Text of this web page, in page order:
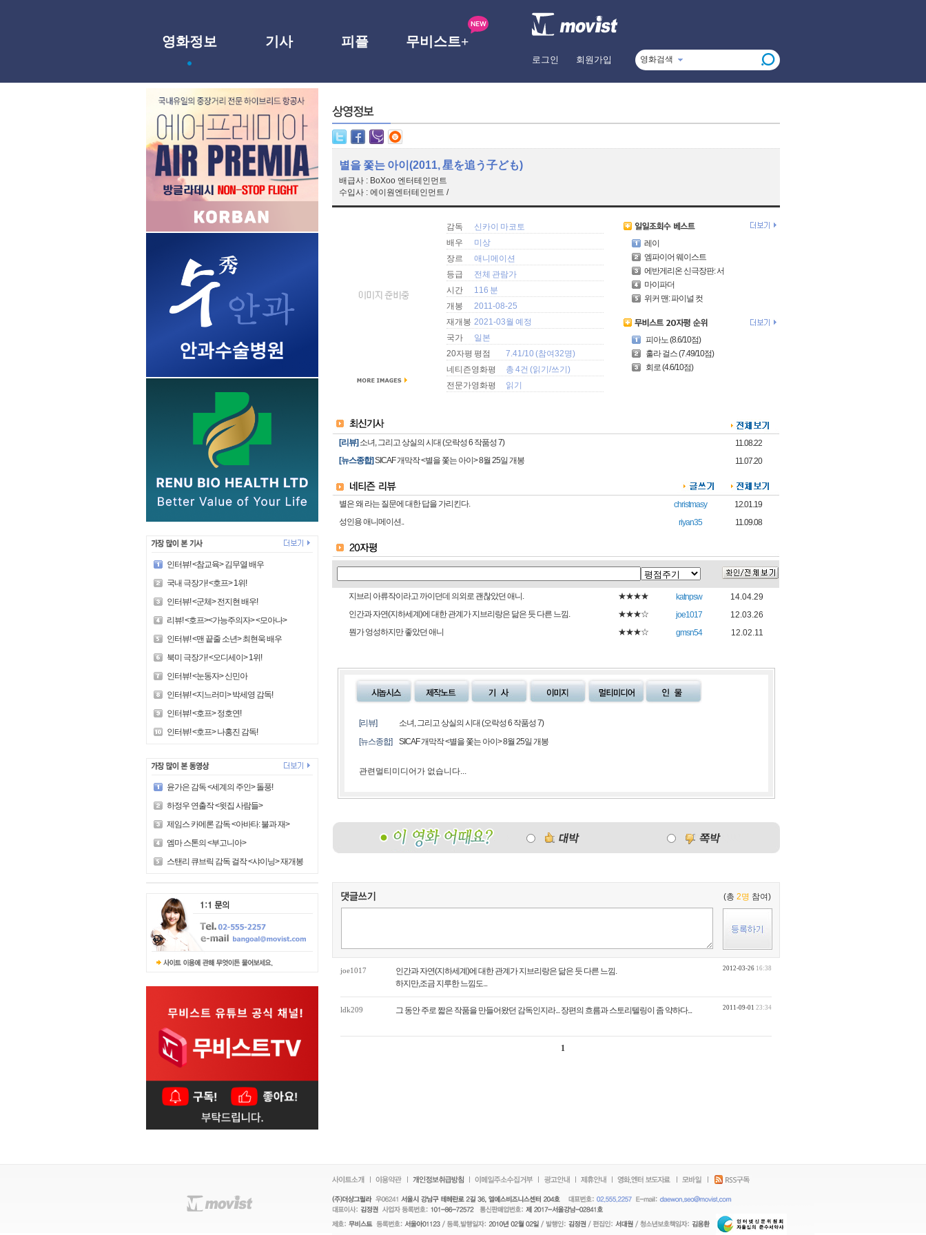
영화정보 기사 피플 무비스트+
로그인 회원가입 영화검색
인터뷰! <참교육> 김무열 배우
국내 극장가! <호프> 1위!
인터뷰! <군체> 전지현 배우!
리뷰! <호프><가능주의자> <모아나>
인터뷰! <맨 끝줄 소년> 최현욱 배우
북미 극장가! <오디세이> 1위!
인터뷰! <눈동자> 신민아
인터뷰! <지느러미> 박세영 감독!
인터뷰! <호프> 정호연!
인터뷰! <호프> 나홍진 감독!
윤가은 감독 <세계의 주인> 돌풍!
하정우 연출작 <윗집 사람들>
제임스 카메론 감독 <아바타: 불과 재>
엠마 스톤의 <부고니아>
스탠리 큐브릭 감독 걸작 <샤이닝> 재개봉!
별을 쫓는 아이(2011, 星を追う子ども)
배급사 : BoXoo 엔터테인먼트
수입사 : 에이원엔터테인먼트 /
감독
신카이 마코토
배우
미상
장르
애니메이션
등급
전체 관람가
시간
116 분
개봉
2011-08-25
재개봉 2021-03월 예정
국가
일본
20자평 평점
7.41/10 (참여32명)
네티즌영화평
총 4건 (읽기 /쓰기 )
전문가영화평
읽기
레이
엠파이어 웨이스트
에반게리온 신극장판: 서
마이파더
위커 맨: 파이널 컷
피아노 (8.6/10점)
훌라 걸스 (7.49/10점)
회로 (4.6/10점)
[리뷰] 소녀, 그리고 상실의 시대 (오락성 6 작품성 7)
11.08.22
[뉴스종합] SICAF 개막작 <별을 쫓는 아이> 8월 25일 개봉 11.07.20
별은 왜 라는 질문에 대한 답을 가리킨다. christmasy
12.01.19
성인용 애니메이션..
riyan35 11.09.08
지브리 아류작이라고 까이던데 의외로 괜찮았던 애니. ★★★★ katnpsw
14.04.29
인간과 자연(지하세계)에 대한 관계가 지브리랑은 닮은 듯 다른 느낌.
★★★☆ joe1017
12.03.26
뭔가 엉성하지만 좋았던 애니
★★★☆ gmsn54 12.02.11
[리뷰]
소녀, 그리고 상실의 시대 (오락성 6 작품성 7)
[뉴스종합]
SICAF 개막작 <별을 쫓는 아이> 8월 25일 개봉
관련멀티미디어가 없습니다...
(총 2명 참여)
joe1017
인간과 자연(지하세계)에 대한 관계가 지브리랑은 닮은 듯 다른 느낌.
하지만,조금 지루한 느낌도...
2012-03-26 16:38
ldk209 그 동안 주로 짧은 작품을 만들어왔던 감독인지라... 장편의 흐름과 스토리텔링이 좀 약하다... 2011-09-01 23:34
1